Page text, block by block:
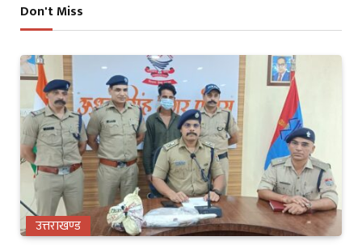
Don't Miss
उत्तराखण्ड